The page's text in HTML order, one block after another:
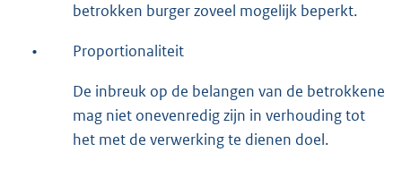
betrokken burger zoveel mogelijk beperkt.
• Proportionaliteit
De inbreuk op de belangen van de betrokkene
mag niet onevenredig zijn in verhouding tot
het met de verwerking te dienen doel.